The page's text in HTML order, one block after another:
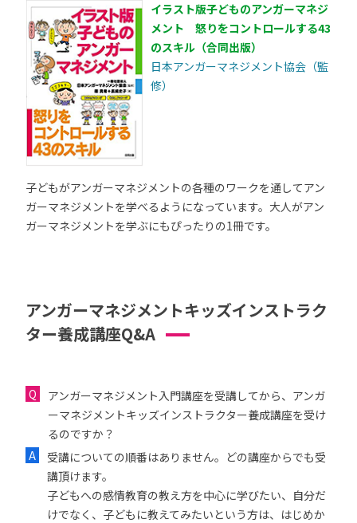
イラスト版子どものアンガーマネジ
メント 怒りをコントロールする43
のスキル（合同出版）
日本アンガーマネジメント協会（監
修）
子どもがアンガーマネジメントの各種のワークを通してアン
ガーマネジメントを学べるようになっています。大人がアン
ガーマネジメントを学ぶにもぴったりの1冊です。
アンガーマネジメントキッズインストラク
ター養成講座Q&A
アンガーマネジメント入門講座を受講してから、アンガ
ーマネジメントキッズインストラクター養成講座を受け
るのですか？
受講についての順番はありません。どの講座からでも受
講頂けます。
子どもへの感情教育の教え方を中心に学びたい、自分だ
けでなく、子どもに教えてみたいという方は、はじめか